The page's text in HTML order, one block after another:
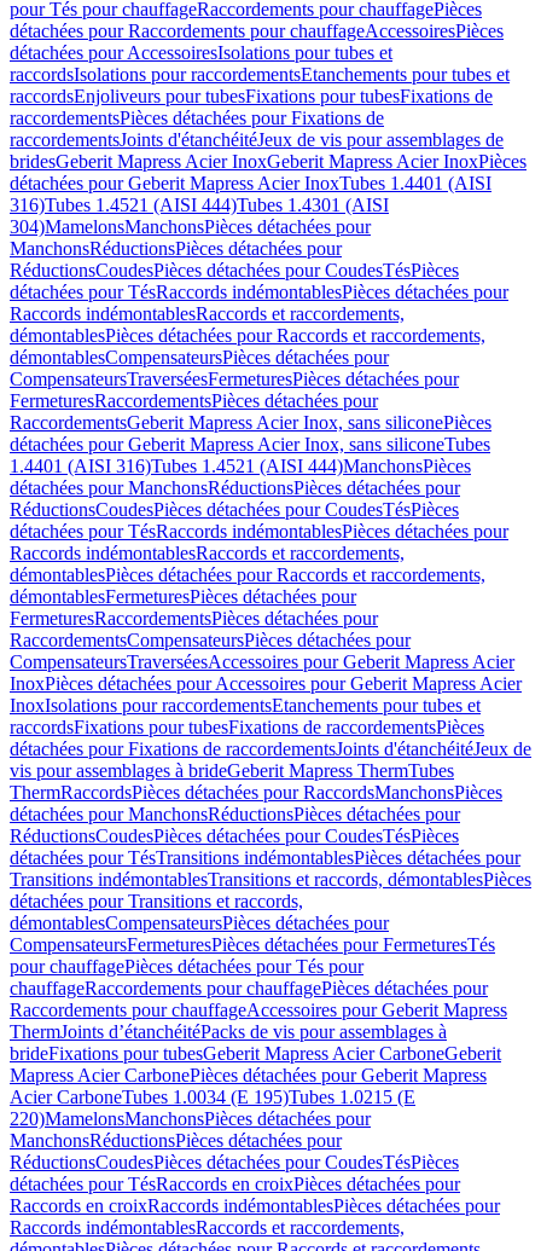
pour Tés pour chauffageRaccordements pour chauffagePièces
détachées pour Raccordements pour chauffageAccessoiresPièces
détachées pour AccessoiresIsolations pour tubes et
raccordsIsolations pour raccordementsEtanchements pour tubes et
raccordsEnjoliveurs pour tubesFixations pour tubesFixations de
raccordementsPièces détachées pour Fixations de
raccordementsJoints d'étanchéitéJeux de vis pour assemblages de
bridesGeberit Mapress Acier InoxGeberit Mapress Acier InoxPièces
détachées pour Geberit Mapress Acier InoxTubes 1.4401 (AISI
316)Tubes 1.4521 (AISI 444)Tubes 1.4301 (AISI
304)MamelonsManchonsPièces détachées pour
ManchonsRéductionsPièces détachées pour
RéductionsCoudesPièces détachées pour CoudesTésPièces
détachées pour TésRaccords indémontablesPièces détachées pour
Raccords indémontablesRaccords et raccordements,
démontablesPièces détachées pour Raccords et raccordements,
démontablesCompensateursPièces détachées pour
CompensateursTraverséesFermeturesPièces détachées pour
FermeturesRaccordementsPièces détachées pour
RaccordementsGeberit Mapress Acier Inox, sans siliconePièces
détachées pour Geberit Mapress Acier Inox, sans siliconeTubes
1.4401 (AISI 316)Tubes 1.4521 (AISI 444)ManchonsPièces
détachées pour ManchonsRéductionsPièces détachées pour
RéductionsCoudesPièces détachées pour CoudesTésPièces
détachées pour TésRaccords indémontablesPièces détachées pour
Raccords indémontablesRaccords et raccordements,
démontablesPièces détachées pour Raccords et raccordements,
démontablesFermeturesPièces détachées pour
FermeturesRaccordementsPièces détachées pour
RaccordementsCompensateursPièces détachées pour
CompensateursTraverséesAccessoires pour Geberit Mapress Acier
InoxPièces détachées pour Accessoires pour Geberit Mapress Acier
InoxIsolations pour raccordementsEtanchements pour tubes et
raccordsFixations pour tubesFixations de raccordementsPièces
détachées pour Fixations de raccordementsJoints d'étanchéitéJeux de
vis pour assemblages à brideGeberit Mapress ThermTubes
ThermRaccordsPièces détachées pour RaccordsManchonsPièces
détachées pour ManchonsRéductionsPièces détachées pour
RéductionsCoudesPièces détachées pour CoudesTésPièces
détachées pour TésTransitions indémontablesPièces détachées pour
Transitions indémontablesTransitions et raccords, démontablesPièces
détachées pour Transitions et raccords,
démontablesCompensateursPièces détachées pour
CompensateursFermeturesPièces détachées pour FermeturesTés
pour chauffagePièces détachées pour Tés pour
chauffageRaccordements pour chauffagePièces détachées pour
Raccordements pour chauffageAccessoires pour Geberit Mapress
ThermJoints d’étanchéitéPacks de vis pour assemblages à
brideFixations pour tubesGeberit Mapress Acier CarboneGeberit
Mapress Acier CarbonePièces détachées pour Geberit Mapress
Acier CarboneTubes 1.0034 (E 195)Tubes 1.0215 (E
220)MamelonsManchonsPièces détachées pour
ManchonsRéductionsPièces détachées pour
RéductionsCoudesPièces détachées pour CoudesTésPièces
détachées pour TésRaccords en croixPièces détachées pour
Raccords en croixRaccords indémontablesPièces détachées pour
Raccords indémontablesRaccords et raccordements,